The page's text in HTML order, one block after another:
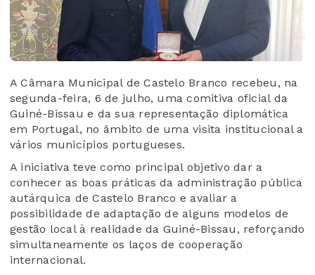
A Câmara Municipal de Castelo Branco recebeu, na
segunda-feira, 6 de julho, uma comitiva oficial da
Guiné-Bissau e da sua representação diplomática
em Portugal, no âmbito de uma visita institucional a
vários municípios portugueses.
A iniciativa teve como principal objetivo dar a
conhecer as boas práticas da administração pública
autárquica de Castelo Branco e avaliar a
possibilidade de adaptação de alguns modelos de
gestão local à realidade da Guiné-Bissau, reforçando
simultaneamente os laços de cooperação
internacional.